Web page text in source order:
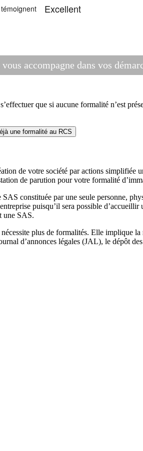
accompagne dans vos
que si aucune formalité n’est
une formalité au RCS
de votre société par actions
de parution pour votre formalité
constituée par une seule personne,
puisqu’il sera possible
une SAS.
plus de formalités. Elle implique
d’annonces légales (JAL), le